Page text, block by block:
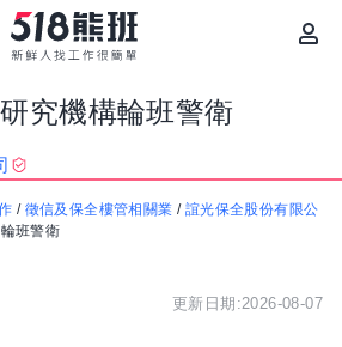
究機構輪班警衛
/ 徵信及保全樓管相關業 / 誼光保全股份有限公
班警衛
更新日期:2026-08-07